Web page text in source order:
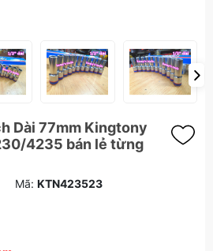
Dài 77mm Kingtony
4235 bán lẻ từng
Mã: KTN423523